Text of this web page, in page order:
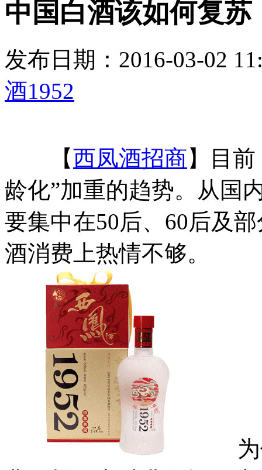
中国白酒该如何复苏
发布日期：2016-03-02
酒1952
【西凤酒招商】目
龄化”加重的趋势。从国
要集中在50后、60后及
酒消费上热情不够。
为什